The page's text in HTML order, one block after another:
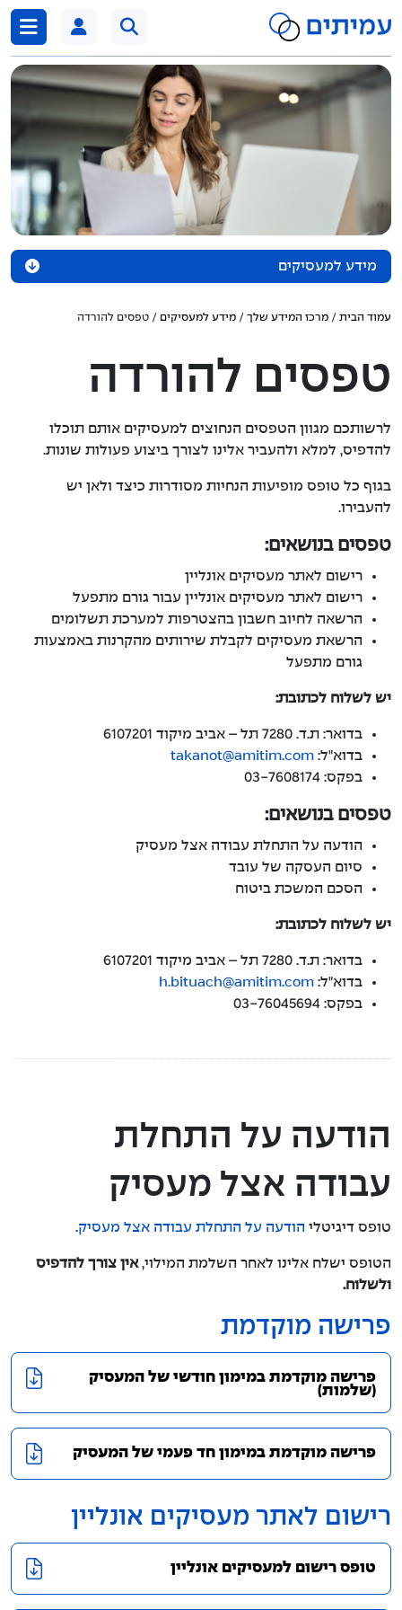
לדלג לתוכן
מידע למעסיקים
מידע בנושא חל"ת
מערכת תשלומים
פרישה לפנסיה
טפסים להורדה
פניה לשירות מעסיקים
עמוד הבית / מרכז המידע שלך / מידע למעסיקים / טפסים להורדה
טפסים להורדה
לרשותכם מגוון הטפסים הנחוצים למעסיקים אותם תוכלו
להדפיס, למלא ולהעביר אלינו לצורך ביצוע פעולות שונות.
בגוף כל טופס מופיעות הנחיות מסודרות כיצד ולאן יש
להעבירו.
טפסים בנושאים:
רישום לאתר מעסיקים אונליין
רישום לאתר מעסיקים אונליין עבור גורם מתפעל
הרשאה לחיוב חשבון בהצטרפות למערכת תשלומים
הרשאת מעסיקים לקבלת שירותים מהקרנות באמצעות
גורם מתפעל
יש לשלוח לכתובת:
בדואר: ת.ד. 7280 תל – אביב מיקוד 6107201
בדוא"ל: takanot@amitim.com
בפקס: 03-7608174
טפסים בנושאים:
הודעה על התחלת עבודה אצל מעסיק
סיום העסקה של עובד
הסכם המשכת ביטוח
יש לשלוח לכתובת:
בדואר: ת.ד. 7280 תל – אביב מיקוד 6107201
בדוא"ל: h.bituach@amitim.com
בפקס: 03-76045694
הודעה על התחלת
עבודה אצל מעסיק
טופס דיגיטלי הודעה על התחלת עבודה אצל מעסיק.
הטופס ישלח אלינו לאחר השלמת המילוי, אין צורך להדפיס
ולשלוח.
פרישה מוקדמת
פרישה מוקדמת במימון חודשי של המעסיק
(שלמות)
פרישה מוקדמת במימון חד פעמי של המעסיק
רישום לאתר מעסיקים אונליין
טופס רישום למעסיקים אונליין